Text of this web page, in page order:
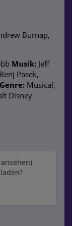
Burnap,
Musik: Jeff
Pasek,
Genre: Musical,
Disney